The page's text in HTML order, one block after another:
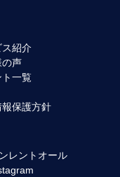
紹介
の声
ト一覧
保護方針
レントオール